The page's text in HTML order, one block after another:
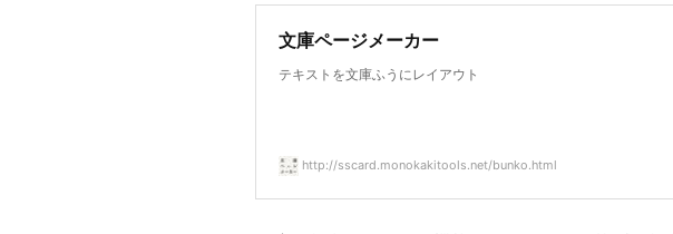
文庫ページメーカー
テキストを文庫ふうにレイアウト
http://sscard.monokakitools.net/bunko.html